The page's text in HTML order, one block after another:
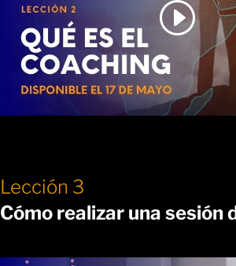
Lección 3
Cómo realizar una sesión